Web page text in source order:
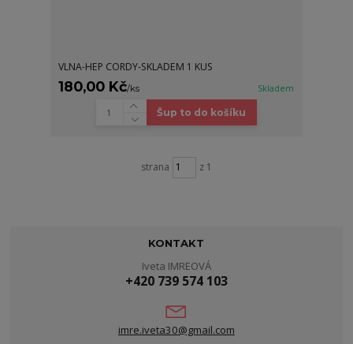
VLNA-HEP CORDY-SKLADEM 1 KUS
180,00 Kč/ks Skladem
Šup to do košíku
strana z 1
KONTAKT
Iveta IMREOVÁ
+420 739 574 103
imre.iveta30@gmail.com